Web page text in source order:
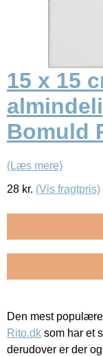
15 x 15
Bomuld
(Læs mere)
28 kr. (Vis fragtpris)
Den mest
Rito.dk som har et
derudover er der